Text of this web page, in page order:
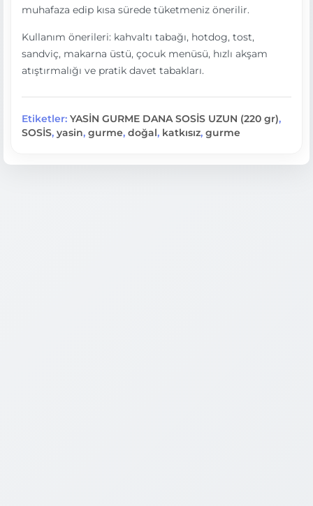
muhafaza edip kısa sürede tüketmeniz önerilir.
Kullanım önerileri: kahvaltı tabağı, hotdog, tost,
sandviç, makarna üstü, çocuk menüsü, hızlı akşam
atıştırmalığı ve pratik davet tabakları.
Etiketler: YASİN GURME DANA SOSİS UZUN (220 gr),
SOSİS, yasin, gurme, doğal, katkısız, gurme